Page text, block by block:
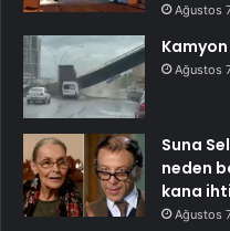
Ağustos
Ağustos
Suna
neden
kana
Ağustos